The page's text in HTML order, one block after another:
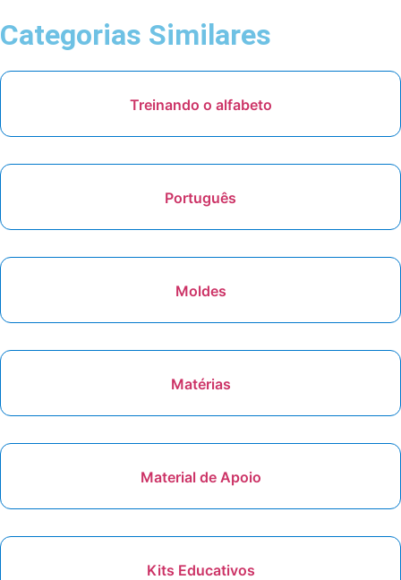
estão começando a aventura da alfabetização e precisam
aprimorar suas habilidades motoras.
Categorias Similares
Treinando o alfabeto
Português
Moldes
Matérias
Material de Apoio
Kits Educativos